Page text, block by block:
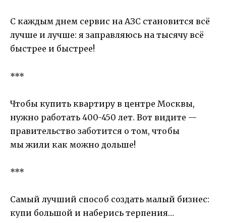
С каждым днем сервис на АЗС становится всё
лучше и лучше: я заправляюсь на тысячу всё
быстрее и быстрее!
***
Чтобы купить квартиру в центре Москвы,
нужно работать 400-450 лет. Вот видите —
правительство заботится о том, чтобы
мы жили как можно дольше!
***
Самый лучший способ создать малый бизнес:
купи большой и наберись терпения…